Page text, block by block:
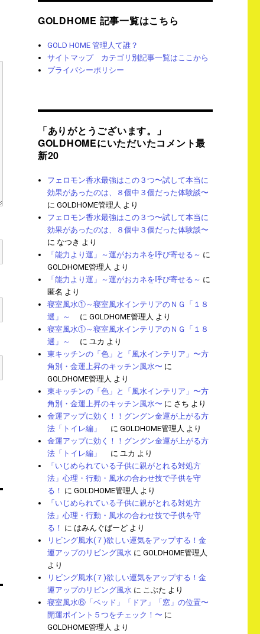
GOLDHOME 記事一覧はこちら
GOLD HOME 管理人て誰？
サイトマップ カテゴリ別記事一覧はここから
プライバシーポリシー
「ありがとうございます。」
GOLDHOMEにいただいたコメント最
新20
フェロモン香水最強はこの３つ〜試して本当に
効果があったのは、８個中３個だった体験談〜
にGOLDHOME管理人 より
フェロモン香水最強はこの３つ〜試して本当に
効果があったのは、８個中３個だった体験談〜
になつき より
「能力より運」～運がおカネを呼び寄せる～ に
GOLDHOME管理人 より
「能力より運」～運がおカネを呼び寄せる～ に
匿名 より
寝室風水①～寝室風水インテリアのＮＧ「１８
選」～
にGOLDHOME管理人 より
寝室風水①～寝室風水インテリアのＮＧ「１８
選」～
に ユカ より
東キッチンの「色」と「風水インテリア」〜方
角別・金運上昇のキッチン風水〜 に
GOLDHOME管理人 より
東キッチンの「色」と「風水インテリア」〜方
角別・金運上昇のキッチン風水〜 に さち より
金運アップに効く！！グングン金運が上がる方
法「トイレ編」
にGOLDHOME管理人 より
金運アップに効く！！グングン金運が上がる方
法「トイレ編」
に ユカ より
「いじめられている子供に親がとれる対処方
法」心理・行動・風水の合わせ技で子供を守
る！ にGOLDHOME管理人 より
「いじめられている子供に親がとれる対処方
法」心理・行動・風水の合わせ技で子供を守
る！ に はみんぐばーど より
リビング風水(７)欲しい運気をアップする！金
運アップのリビング風水 にGOLDHOME管理人
より
リビング風水(７)欲しい運気をアップする！金
運アップのリビング風水 に こぶた より
寝室風水⑥「ベッド」「ドア」「窓」の位置〜
開運ポイント５つをチェック！〜 に
GOLDHOME管理人 より